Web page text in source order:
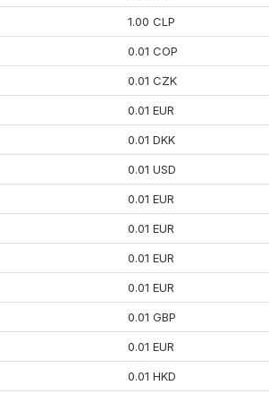
1.00 CLP
0.01 COP
0.01 CZK
0.01 EUR
0.01 DKK
0.01 USD
0.01 EUR
0.01 EUR
0.01 EUR
0.01 EUR
0.01 GBP
0.01 EUR
0.01 HKD